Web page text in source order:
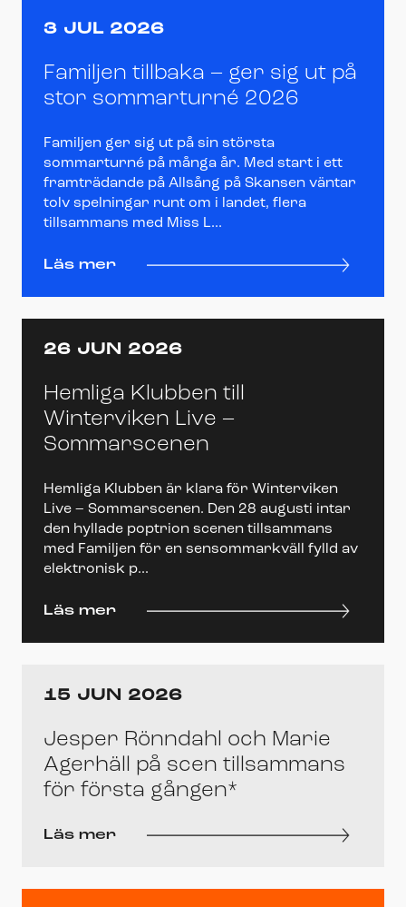
3 JUL 2026
Familjen tillbaka – ger sig ut på
stor sommarturné 2026
Familjen ger sig ut på sin största
sommarturné på många år. Med start i ett
framträdande på Allsång på Skansen väntar
tolv spelningar runt om i landet, flera
tillsammans med Miss L...
Läs mer
26 JUN 2026
Hemliga Klubben till
Winterviken Live –
Sommarscenen
Hemliga Klubben är klara för Winterviken
Live – Sommarscenen. Den 28 augusti intar
den hyllade poptrion scenen tillsammans
med Familjen för en sensommarkväll fylld av
elektronisk p...
Läs mer
15 JUN 2026
Jesper Rönndahl och Marie
Agerhäll på scen tillsammans
för första gången*
Läs mer